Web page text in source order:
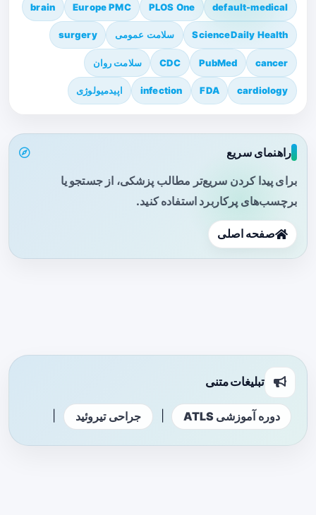
default-medical
PLOS One
Europe PMC
brain
ScienceDaily Health سلامت عمومی surgery
cancer
PubMed
CDC سلامت روان
cardiology
FDA
infection اپیدمیولوژی
راهنمای سریع
برای پیدا کردن سریع‌تر مطالب پزشکی، از جستجو یا
برچسب‌های پرکاربرد استفاده کنید.
صفحه اصلی
تبلیغات متنی
دوره آموزشی ATLS جراحی تیروئید